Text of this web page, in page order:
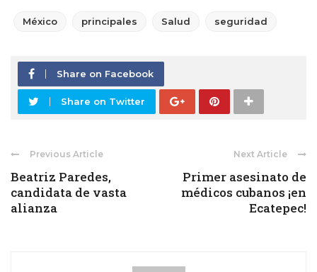
México principales Salud seguridad
Share on Facebook
Share on Twitter
Previous Article
Beatriz Paredes,
candidata de vasta
alianza
Next Article
Primer asesinato de
médicos cubanos ¡en
Ecatepec!